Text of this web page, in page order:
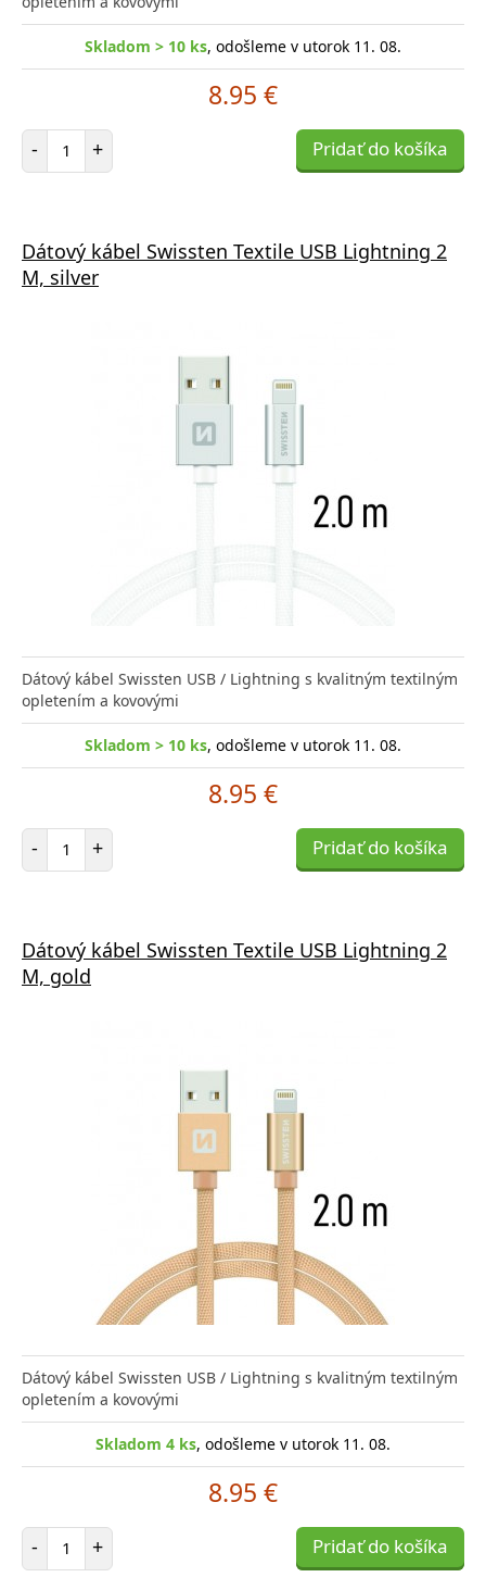
Skladom > 10 ks, odošleme v utorok 11. 08.
8.95 €
- Počet položiek
+ Pridať do košíka
Dátový kábel Swissten Textile USB Lightning 2
M, silver
Dátový kábel Swissten USB / Lightning s kvalitným textilným
opletením a kovovými
Skladom > 10 ks, odošleme v utorok 11. 08.
8.95 €
- Počet položiek
+ Pridať do košíka
Dátový kábel Swissten Textile USB Lightning 2
M, gold
Dátový kábel Swissten USB / Lightning s kvalitným textilným
opletením a kovovými
Skladom 4 ks, odošleme v utorok 11. 08.
8.95 €
- Počet položiek
+ Pridať do košíka